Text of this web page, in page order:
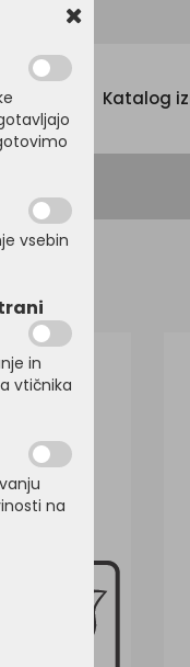
Menu Katalog
vsebin
in
vtičnika
na